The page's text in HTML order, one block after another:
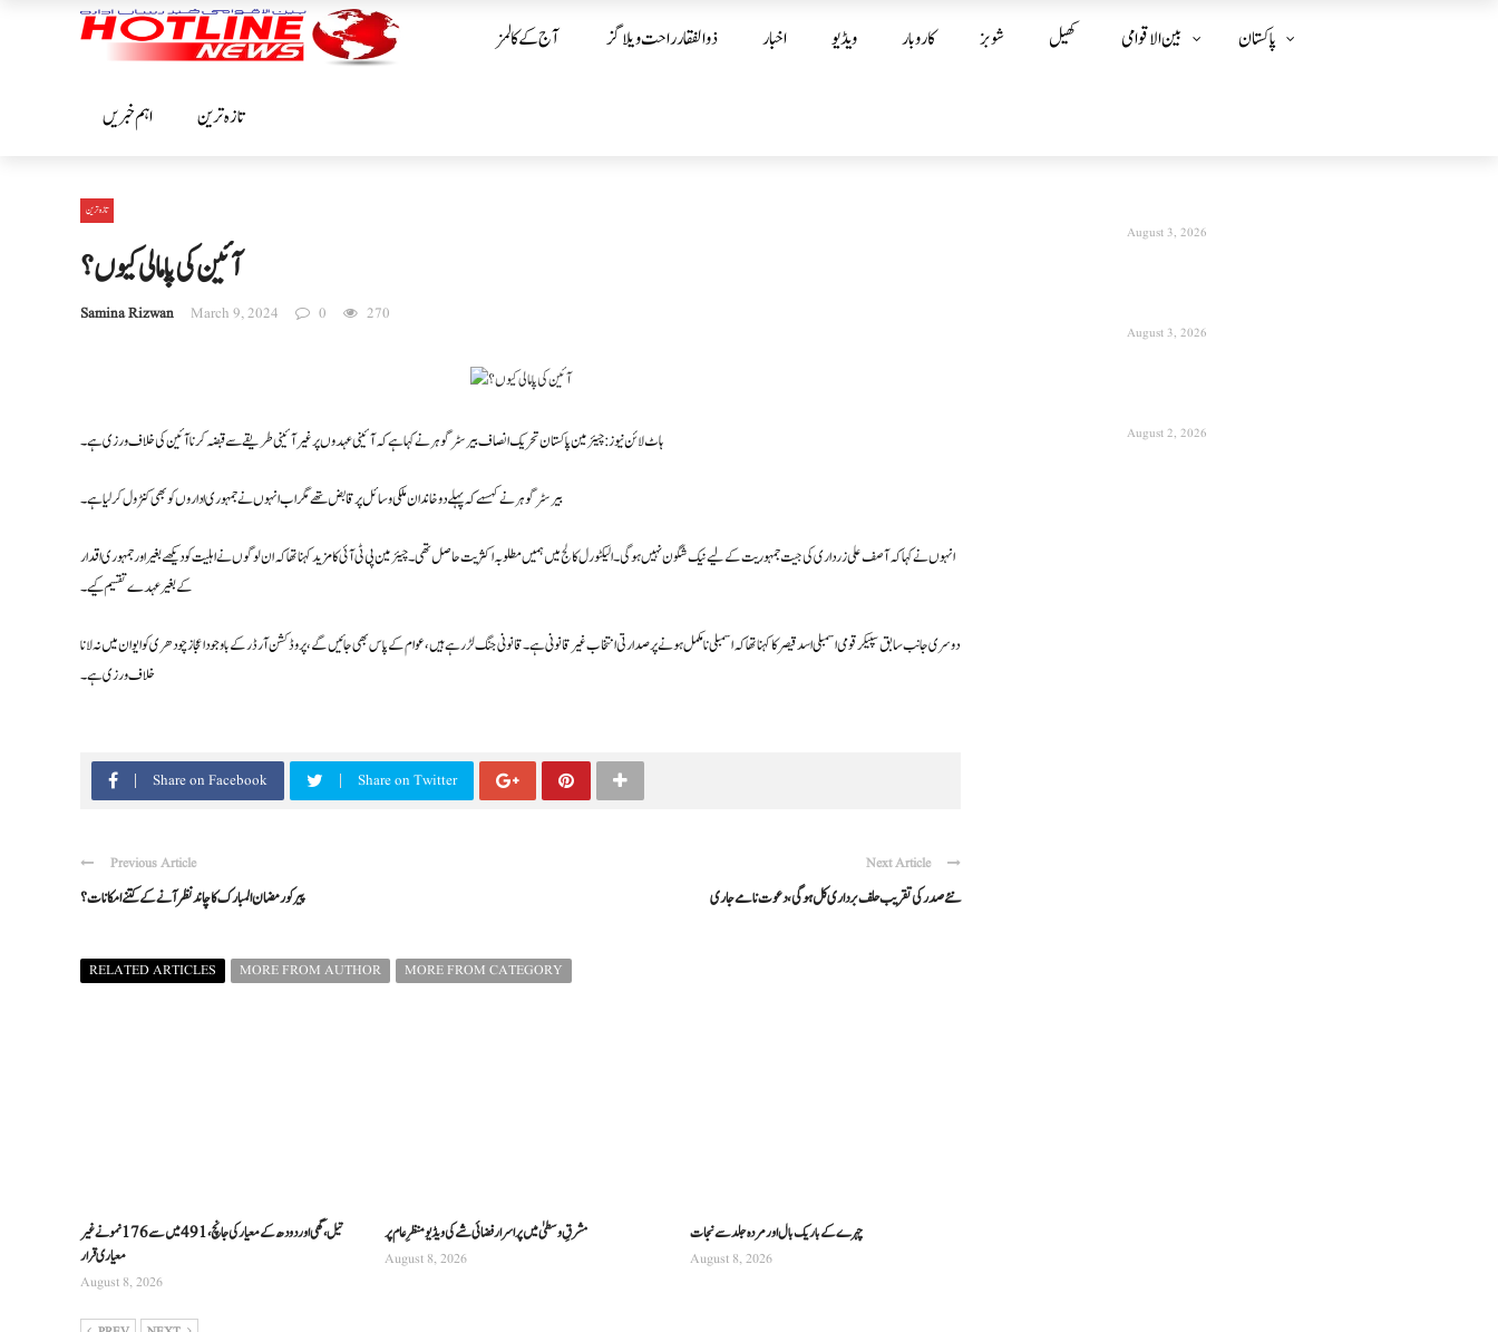
آج کے کالمز ذوالفقار راحت ویلاگز اخبار ویڈیو کاروبار شوبز کھیل بین الا قوامی پاکستان
اہم خبریں تازہ ترین
تازہ ترین
آئین کی پامالی کیوں ؟
Samina Rizwan March 9, 2024 0 270
ہاٹ لائن نیوز : چیئرمین پاکستان تحریک انصاف بیرسٹر گوہر نے کہا ہے کہ آئینی عہدوں پر غیر آئینی طریقے سے قبضہ کرنا آئین کی خلاف ورزی ہے۔
بیرسٹر گوہر نےکہسہےکہ پہلے دو خاندان ملکی وسائل پر قابض تھےمگراب انہوں نےجمہوری اداروں کو بھی کنٹرول کرلیاہے۔
انہوں نے کہا کہ آصف علی زرداری کی جیت جمہوریت کے لیے نیک شگون نہیں ہو گی۔ الیکٹورل کالج میں ہمیں مطلوبہ اکثریت حاصل تھی۔ چیئرمین پی ٹی آئی کا مزید کہنا تھا کہ ان لوگوں نے اہلیت کو دیکھے بغیر اور جمہوری اقدار
کے بغیر عہدے تقسیم کیے۔
دوسری جانب سابق سپیکر قومی اسمبلی اسد قیصر کا کہنا تھا کہ اسمبلی نامکمل ہونے پر صدارتی انتخاب غیر قانونی ہے۔ قانونی جنگ لڑ رہے ہیں، عوام کے پاس بھی جائیں گے، پروڈکشن آرڈر کے باوجود اعجاز چودھری کو ایوان میں نہ لانا
خلاف ورزی ہے۔
Share on Facebook Share on Twitter
Previous Article
پیر کو رمضان المبارک کا چاند نظر آنے کے کتنے امکانات ؟
Next Article
نئے صدر کی تقریب حلف برداری کل ہوگی، دعوت نامے جاری
RELATED ARTICLES MORE FROM AUTHOR MORE FROM CATEGORY
تیل، گھی اور دودھ کے معیار کی جانچ، 491 میں سے 176 نمونے غیر
معیاری قرار
August 8, 2026
مشرقِ وسطیٰ میں پراسرار فضائی شے کی ویڈیو منظرِ عام پر
August 8, 2026
چہرے کے باریک بال اور مردہ جلد سے نجات
August 8, 2026
August 3, 2026
August 3, 2026
August 2, 2026